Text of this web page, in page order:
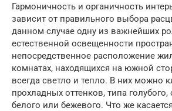
Гармоничность и органичность
зависит от правильного выбора
данном случае одну из важнейших
естественной освещенности
непосредственное расположение
комнатах, находящихся на южной
всегда светло и тепло. В них можно
прохладных оттенков, типа голубого,
белого или бежевого. Что же